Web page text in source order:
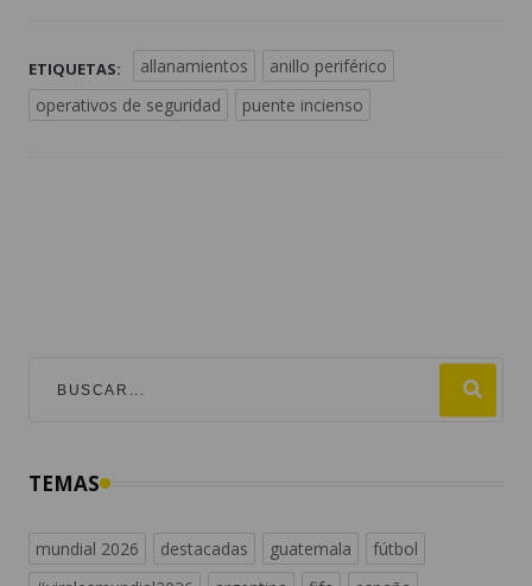
ETIQUETAS: allanamientos
anillo periférico
operativos de seguridad
puente incienso
mundial 2026
estados unidos
noticias de guatemala messi